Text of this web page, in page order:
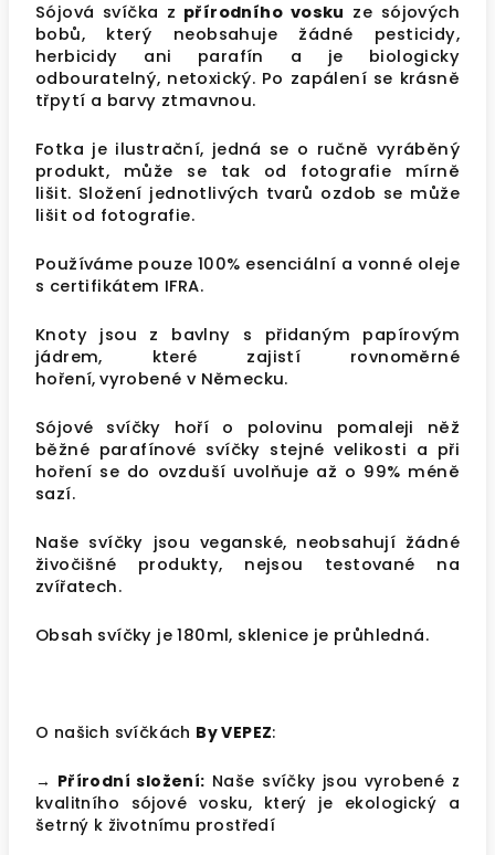
Sójová svíčka z přírodního vosku ze sójových
bobů, který neobsahuje žádné pesticidy,
herbicidy ani parafín a je biologicky
odbouratelný, netoxický. Po zapálení se krásně
třpytí a barvy ztmavnou.
Fotka je ilustrační, jedná se o ručně vyráběný
produkt, může se tak od fotografie mírně
lišit. Složení jednotlivých tvarů ozdob se může
lišit od fotografie.
Používáme pouze 100% esenciální a vonné oleje
s certifikátem IFRA.
Knoty jsou z bavlny s přidaným papírovým
jádrem, které zajistí rovnoměrné
hoření, vyrobené v Německu.
Sójové svíčky hoří o polovinu pomaleji něž
běžné parafínové svíčky stejné velikosti a při
hoření se do ovzduší uvolňuje až o 99% méně
sazí.
Naše svíčky jsou veganské, neobsahují žádné
živočišné produkty, nejsou testované na
zvířatech.
Obsah svíčky je 180ml, sklenice je průhledná.
O našich svíčkách By VEPEZ:
→ Přírodní složení: Naše svíčky jsou vyrobené z
kvalitního sójové vosku, který je ekologický a
šetrný k životnímu prostředí